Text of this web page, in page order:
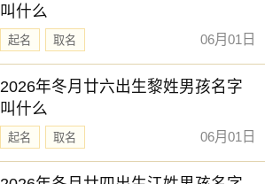
叫什么
起名 取名 06月01日
2026年冬月廿六出生黎姓男孩名字
叫什么
起名 取名 06月01日